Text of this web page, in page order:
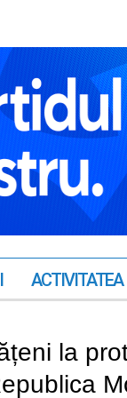
ACTIVITATEA
la